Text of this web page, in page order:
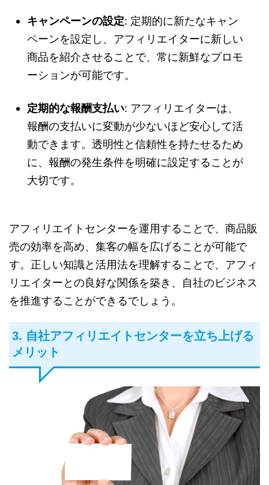
キャンペーンの設定: 定期的に新たなキャン
ペーンを設定し、アフィリエイターに新しい
商品を紹介させることで、常に新鮮なプロモ
ーションが可能です。
定期的な報酬支払い: アフィリエイターは、
報酬の支払いに変動が少ないほど安心して活
動できます。透明性と信頼性を持たせるため
に、報酬の発生条件を明確に設定することが
大切です。
アフィリエイトセンターを運用することで、商品販
売の効率を高め、集客の幅を広げることが可能で
す。正しい知識と活用法を理解することで、アフィ
リエイターとの良好な関係を築き、自社のビジネス
を推進することができるでしょう。
3. 自社アフィリエイトセンターを立ち上げる
メリット